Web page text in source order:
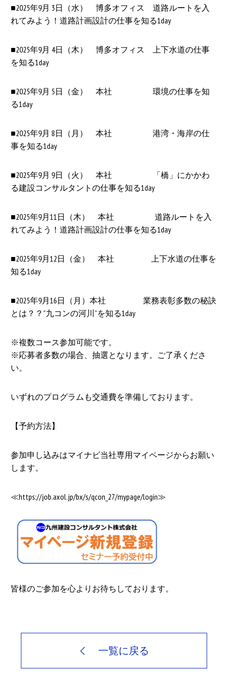
■2025年9月 3日（水） 博多オフィス 道路ルートを入
れてみよう！道路計画設計の仕事を知る1day
■2025年9月 4日（木） 博多オフィス 上下水道の仕事
を知る1day
■2025年9月 5日（金） 本社 環境の仕事を知
る1day
■2025年9月 8日（月） 本社 港湾・海岸の仕
事を知る1day
■2025年9月 9日（火） 本社 「橋」にかかわ
る建設コンサルタントの仕事を知る1day
■2025年9月11日（木） 本社 道路ルートを入
れてみよう！道路計画設計の仕事を知る1day
■2025年9月12日（金） 本社 上下水道の仕事を
知る1day
■2025年9月16日（月）本社 業務表彰多数の秘訣
とは？？”九コンの河川”を知る1day
※複数コース参加可能です。
※応募者多数の場合、抽選となります。ご了承くださ
い。
いずれのプログラムも交通費を準備しております。
【予約方法】
参加申し込みはマイナビ当社専用マイページからお願い
します。
≪https://job.axol.jp/bx/s/qcon_27/mypage/login≫
皆様のご参加を心よりお待ちしております。
一覧に戻る